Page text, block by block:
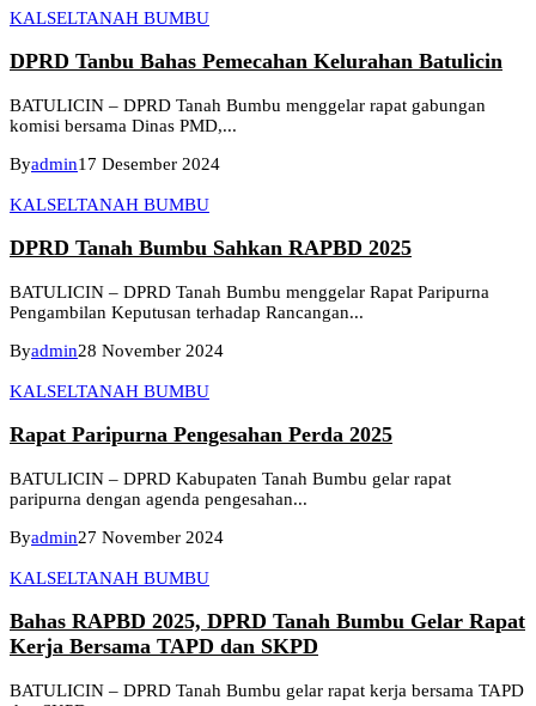
KALSELTANAH BUMBU
DPRD Tanbu Bahas Pemecahan Kelurahan Batulicin
BATULICIN – DPRD Tanah Bumbu menggelar rapat gabungan
komisi bersama Dinas PMD,...
Byadmin17 Desember 2024
KALSELTANAH BUMBU
DPRD Tanah Bumbu Sahkan RAPBD 2025
BATULICIN – DPRD Tanah Bumbu menggelar Rapat Paripurna
Pengambilan Keputusan terhadap Rancangan...
Byadmin28 November 2024
KALSELTANAH BUMBU
Rapat Paripurna Pengesahan Perda 2025
BATULICIN – DPRD Kabupaten Tanah Bumbu gelar rapat
paripurna dengan agenda pengesahan...
Byadmin27 November 2024
KALSELTANAH BUMBU
Bahas RAPBD 2025, DPRD Tanah Bumbu Gelar Rapat
Kerja Bersama TAPD dan SKPD
BATULICIN – DPRD Tanah Bumbu gelar rapat kerja bersama TAPD